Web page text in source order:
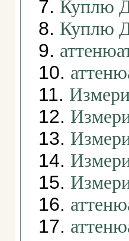
7. Куплю
8. Куплю
9.
10.
11.
12.
13.
14.
15.
16.
17.